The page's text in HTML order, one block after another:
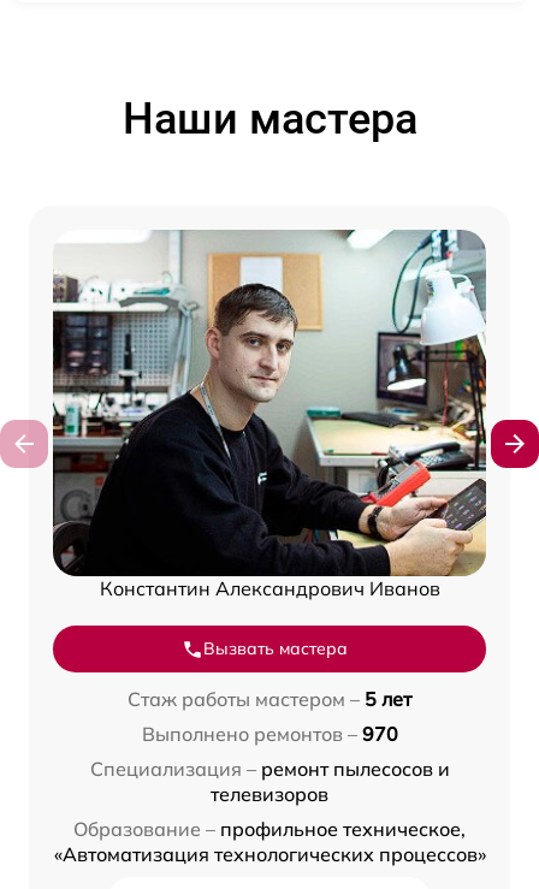
Наши мастера
Константин Александрович Иванов
Вызвать мастера
Стаж работы мастером – 5 лет
Выполнено ремонтов – 970
Специализация – ремонт пылесосов и
телевизоров
Образование – профильное техническое,
«Автоматизация технологических процессов»